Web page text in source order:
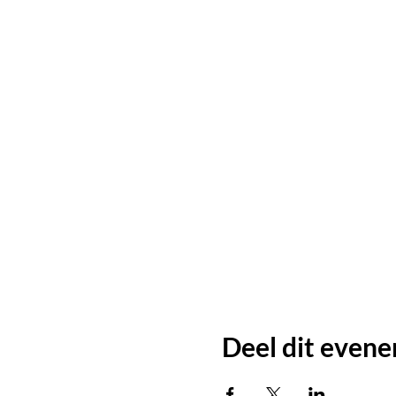
Deel dit